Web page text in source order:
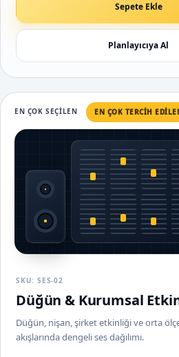
Sepete Ekle
Planlayıcıya Al
EN ÇOK TERCIH
EN ÇOK SEÇILEN
SKU: SES-02
Düğün & Kurumsal
Düğün, nişan, şirket etkinliği ve orta
akışlarında dengeli ses dağılımı.